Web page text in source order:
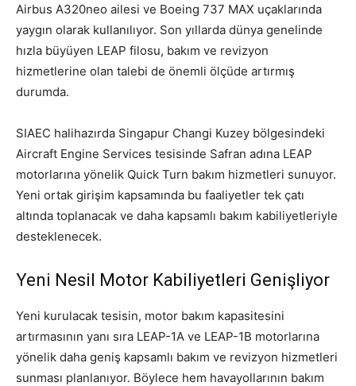
Airbus A320neo ailesi ve Boeing 737 MAX uçaklarında
yaygın olarak kullanılıyor. Son yıllarda dünya genelinde
hızla büyüyen LEAP filosu, bakım ve revizyon
hizmetlerine olan talebi de önemli ölçüde artırmış
durumda.
SIAEC halihazırda Singapur Changi Kuzey bölgesindeki
Aircraft Engine Services tesisinde Safran adına LEAP
motorlarına yönelik Quick Turn bakım hizmetleri sunuyor.
Yeni ortak girişim kapsamında bu faaliyetler tek çatı
altında toplanacak ve daha kapsamlı bakım kabiliyetleriyle
desteklenecek.
Yeni Nesil Motor Kabiliyetleri Genişliyor
Yeni kurulacak tesisin, motor bakım kapasitesini
artırmasının yanı sıra LEAP-1A ve LEAP-1B motorlarına
yönelik daha geniş kapsamlı bakım ve revizyon hizmetleri
sunması planlanıyor. Böylece hem havayollarının bakım